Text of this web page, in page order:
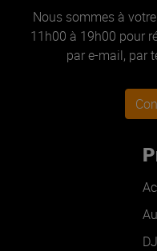
Nous sommes à
11h00 à 19h00 pour
par e-mail, par
DJ